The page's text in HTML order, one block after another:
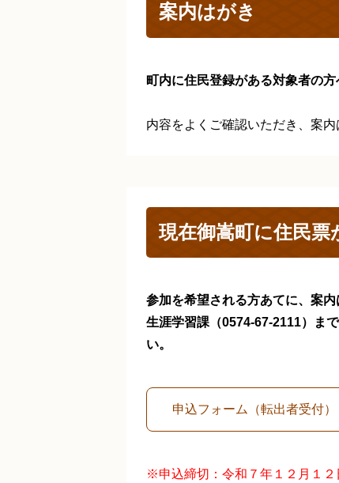
案内はがき
町内に住民登録がある対象者の
内容をよくご確認いただき、案
現在御嵩町に住民票
参加を希望される方あてに、案内
生涯学習課（0574-67-2111）ま
い。
申込フォーム（転出者受付）
※申込締切：令和７年１２月１２